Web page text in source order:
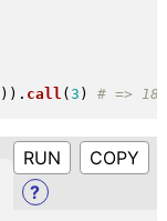
) ) . call (3 )
RUN
?